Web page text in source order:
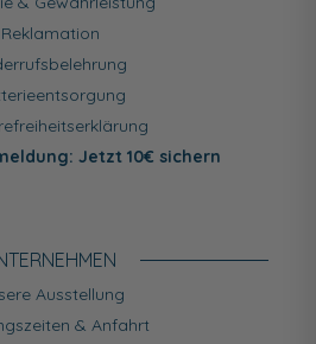
Reklamation
Jetzt 10€ sichern
Ausstellung
& Anfahrt